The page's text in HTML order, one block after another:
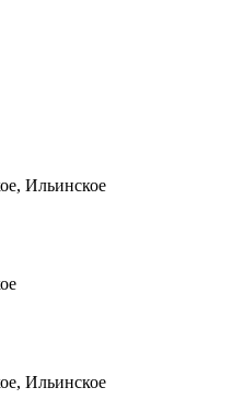
Ильинское
Ильинское